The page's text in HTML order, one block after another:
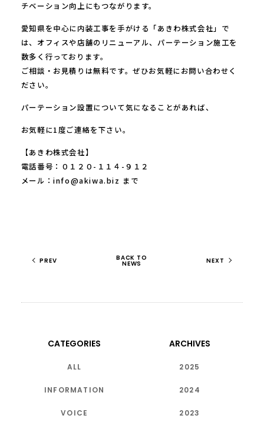
チベーション向上にもつながります。
愛知県を中心に内装工事を手がける「あきわ株式会社」で
は、オフィスや店舗のリニューアル、パーテーション施工を
数多く行っております。
ご相談・お見積りは無料です。ぜひお気軽にお問い合わせく
ださい。
パーテーション設置について気になることがあれば、
お気軽に1度ご連絡を下さい。
【あきわ株式会社】
電話番号：０１２０-１１４-９１２
メール：info@akiwa.biz まで
PREV BACK TO
NEWS NEXT
CATEGORIES
ALL
INFORMATION
VOICE
ARCHIVES
2025
2024
2023